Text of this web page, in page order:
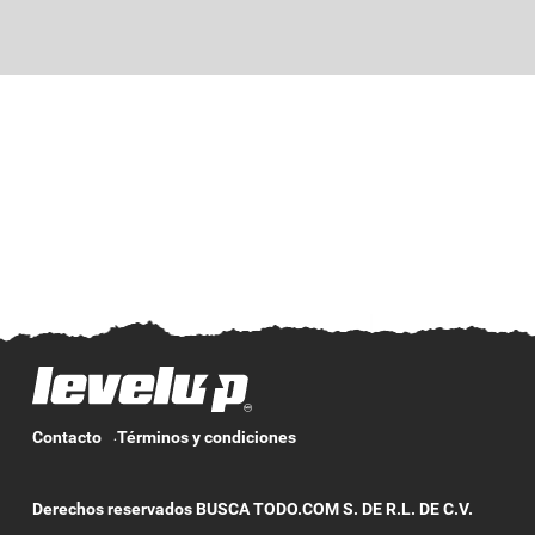
Contacto Términos y condiciones
Derechos reservados BUSCA TODO.COM S. DE R.L. DE C.V.